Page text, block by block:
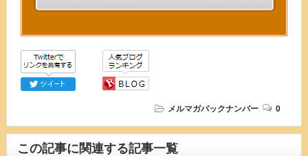
メルマガバックナンバー 0
この記事に関連する記事一覧